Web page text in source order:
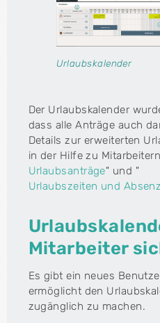
Urlaubskalender
Der Urlaubskalender
dass alle Anträge auch
Details zur erweiterten
in der Hilfe zu
Urlaubsanträge" und "
Urlaubszeiten und
Mitarbeiter
Es gibt ein neues
ermöglicht den
zugänglich zu machen.